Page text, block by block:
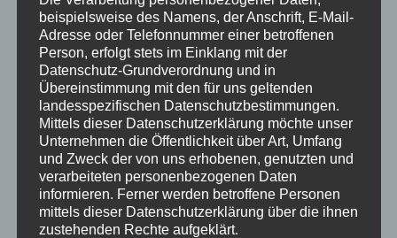
Mittellochbohrung 72,6 mm
Nabenbohrung 72.6
PCD 114.3 mm
Traglast 690
Ähnliche Produkte
beispielsweise des Namens, der Anschrift, E-Mail-
Adresse oder Telefonnummer einer betroffenen
Person, erfolgt stets im Einklang mit der
Datenschutz-Grundverordnung und in
Übereinstimmung mit den für uns geltenden
landesspezifischen Datenschutzbestimmungen.
Mittels dieser Datenschutzerklärung möchte unser
Unternehmen die Öffentlichkeit über Art, Umfang
und Zweck der von uns erhobenen, genutzten und
verarbeiteten personenbezogenen Daten
informieren. Ferner werden betroffene Personen
mittels dieser Datenschutzerklärung über die ihnen
zustehenden Rechte aufgeklärt.